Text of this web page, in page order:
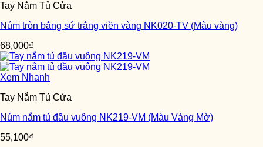
Tay Nắm Tủ Cửa
Núm tròn bằng sứ trắng viền vàng NK020-TV (Màu vàng)
68,000₫
Xem Nhanh
Tay Nắm Tủ Cửa
Núm nắm tủ đầu vuông NK219-VM (Màu Vàng Mờ)
55,100₫